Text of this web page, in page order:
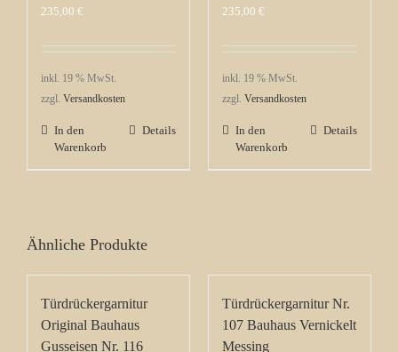
235,00 €
inkl. 19 % MwSt.
zzgl. Versandkosten
In den
Warenkorb
Details
235,00 €
inkl. 19 % MwSt.
zzgl. Versandkosten
In den
Warenkorb
Details
Ähnliche Produkte
Türdrückergarnitur
Original Bauhaus
Gusseisen Nr. 116
Türdrückergarnitur Nr.
107 Bauhaus Vernickelt
Messing